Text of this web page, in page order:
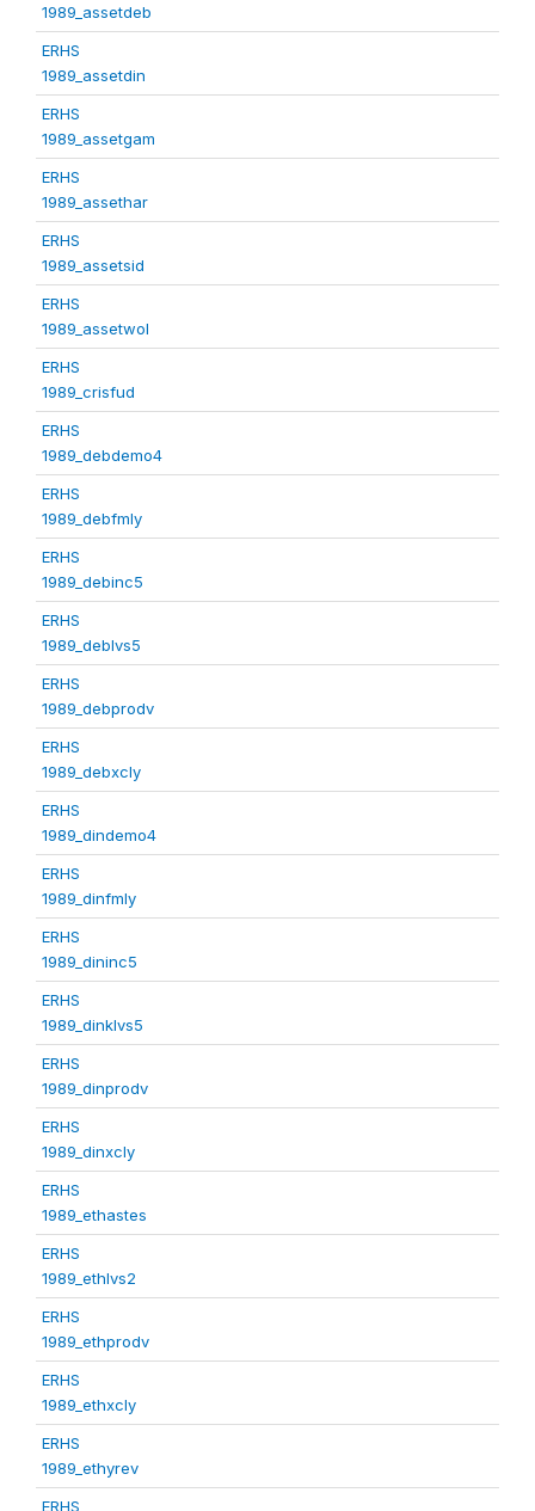
1989_assetdeb
ERHS
1989_assetdin
ERHS
1989_assetgam
ERHS
1989_assethar
ERHS
1989_assetsid
ERHS
1989_assetwol
ERHS
1989_crisfud
ERHS
1989_debdemo4
ERHS
1989_debfmly
ERHS
1989_debinc5
ERHS
1989_deblvs5
ERHS
1989_debprodv
ERHS
1989_debxcly
ERHS
1989_dindemo4
ERHS
1989_dinfmly
ERHS
1989_dininc5
ERHS
1989_dinklvs5
ERHS
1989_dinprodv
ERHS
1989_dinxcly
ERHS
1989_ethastes
ERHS
1989_ethlvs2
ERHS
1989_ethprodv
ERHS
1989_ethxcly
ERHS
1989_ethyrev
ERHS